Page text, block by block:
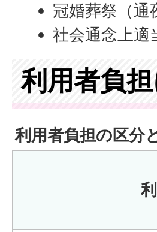
冠婚葬祭（通
社会通念上
利用者負
利用者負担の区分